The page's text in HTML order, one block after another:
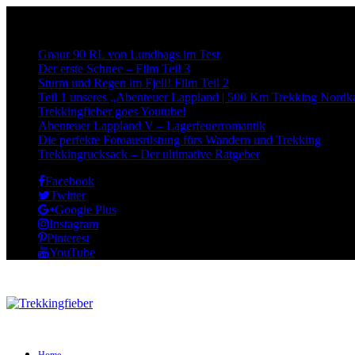
Gnaur 90 RL von Lundhags im Test
Der erste Schnee – Film Teil 3
Sturm und Regen im Fjell! Film Teil 2
Teil 1 unseres „Abenteuer Lappland | 500 Km Trekking
Trekkingfieber goes Youtube!
Abenteuer Lappland V – Lagerfeuerromantik
Die perfekte Fotoausrüstung fürs Wandern und Trekking
Trekkingrucksack – Der ultimative Ratgeber
Facebook
Twitter
Google Plus
Instagram
Pinterest
YouTube